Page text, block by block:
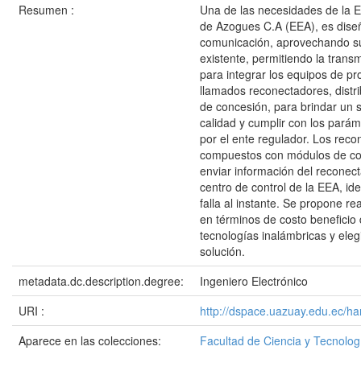
Resumen :
Una de las necesidades de la
de Azogues C.A (EEA), es
comunicación, aprovechando
existente, permitiendo la
para integrar los equipos de
llamados reconectadores,
de concesión, para brindar un
calidad y cumplir con los
por el ente regulador. Los
compuestos con módulos de
enviar información del
centro de control de la EEA,
falla al instante. Se propone
en términos de costo beneficio
tecnologías inalámbricas y
solución.
metadata.dc.description.degree:
Ingeniero Electrónico
URI :
http://dspace.uazuay.edu.ec/
Aparece en las colecciones:
Facultad de Ciencia y